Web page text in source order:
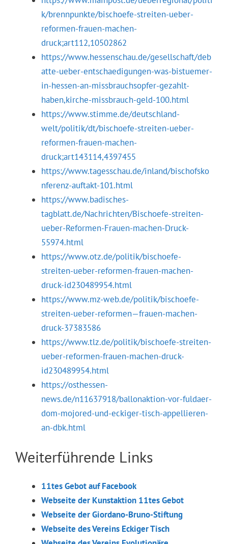
k/brennpunkte/bischoefe-streiten-ueber-
reformen-frauen-machen-
druck;art112,10502862
https://www.hessenschau.de/gesellschaft/deb
atte-ueber-entschaedigungen-was-bistuemer-
in-hessen-an-missbrauchsopfer-gezahlt-
haben,kirche-missbrauch-geld-100.html
https://www.stimme.de/deutschland-
welt/politik/dt/bischoefe-streiten-ueber-
reformen-frauen-machen-
druck;art143114,4397455
https://www.tagesschau.de/inland/bischofsko
nferenz-auftakt-101.html
https://www.badisches-
tagblatt.de/Nachrichten/Bischoefe-streiten-
ueber-Reformen-Frauen-machen-Druck-
55974.html
https://www.otz.de/politik/bischoefe-
streiten-ueber-reformen-frauen-machen-
druck-id230489954.html
https://www.mz-web.de/politik/bischoefe-
streiten-ueber-reformen—frauen-machen-
druck-37383586
https://www.tlz.de/politik/bischoefe-streiten-
ueber-reformen-frauen-machen-druck-
id230489954.html
https://osthessen-
news.de/n11637918/ballonaktion-vor-fuldaer-
dom-mojored-und-eckiger-tisch-appellieren-
an-dbk.html
Weiterführende Links
11tes Gebot auf Facebook
Webseite der Kunstaktion 11tes Gebot
Webseite der Giordano-Bruno-Stiftung
Webseite des Vereins Eckiger Tisch